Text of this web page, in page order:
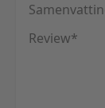
Review